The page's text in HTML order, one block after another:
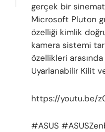
gerçek bir
Microsoft Pluton
özelliği kimlik
kamera sistemi
özellikleri
Uyarlanabilir Kilit
https://youtu.be/
#ASUS